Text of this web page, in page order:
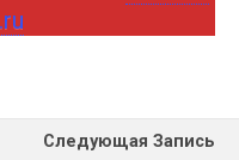
Следующая Запись